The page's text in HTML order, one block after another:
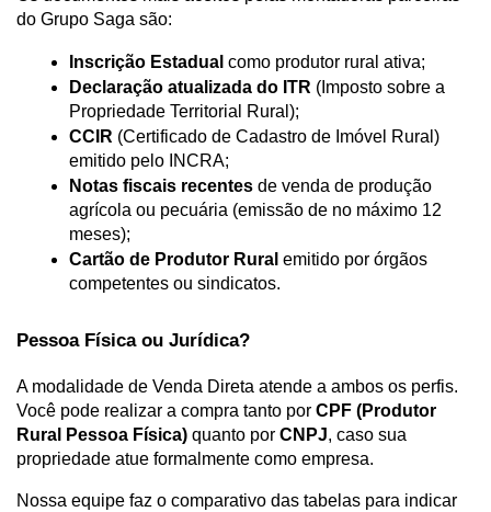
do Grupo Saga são:
Inscrição Estadual como produtor rural ativa;
Declaração atualizada do ITR (Imposto sobre a
Propriedade Territorial Rural);
CCIR (Certificado de Cadastro de Imóvel Rural)
emitido pelo INCRA;
Notas fiscais recentes de venda de produção
agrícola ou pecuária (emissão de no máximo 12
meses);
Cartão de Produtor Rural emitido por órgãos
competentes ou sindicatos.
Pessoa Física ou Jurídica?
A modalidade de Venda Direta atende a ambos os perfis.
Você pode realizar a compra tanto por CPF (Produtor
Rural Pessoa Física) quanto por CNPJ, caso sua
propriedade atue formalmente como empresa.
Nossa equipe faz o comparativo das tabelas para indicar